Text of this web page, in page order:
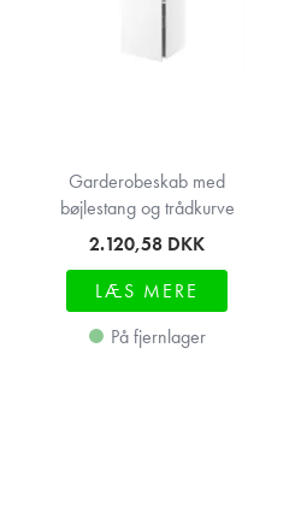
Garderobeskab med
bøjlestang og trådkurve
2.120,58 DKK
LÆS MERE
På fjernlager